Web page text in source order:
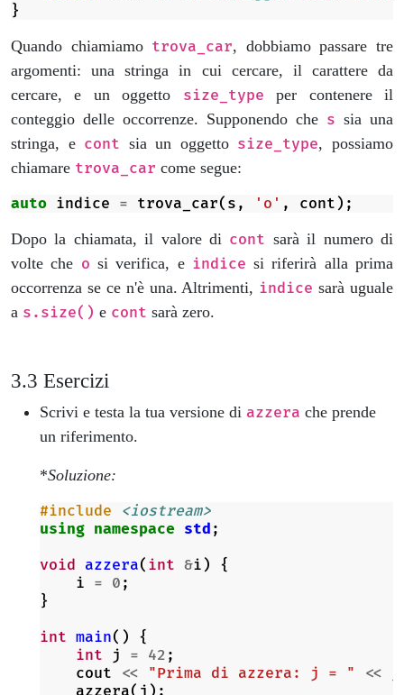
}
Quando chiamiamo trova_car, dobbiamo passare tre
argomenti: una stringa in cui cercare, il carattere da
cercare, e un oggetto size_type per contenere il
conteggio delle occorrenze. Supponendo che s sia una
stringa, e cont sia un oggetto size_type, possiamo
chiamare trova_car come segue:
auto indice = trova_car( s , 'o' , cont );
Dopo la chiamata, il valore di cont sarà il numero di
volte che o si verifica, e indice si riferirà alla prima
occorrenza se ce n'è una. Altrimenti, indice sarà uguale
a s.size() e cont sarà zero.
Esercizi
Scrivi e testa la tua versione di azzera che prende
un riferimento.
*Soluzione:
#include
<iostream>
using namespace std ;
void azzera( int &i )
{
i = 0 ;
}
int main()
{
int
j = 42 ;
cout
<< "Prima di azzera: j = " <<
azzera( j );